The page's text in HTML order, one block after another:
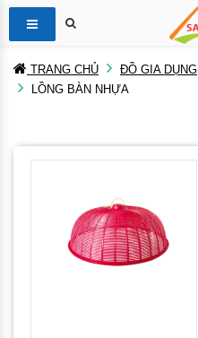
TRANG CHỦ ĐỒ GIA DỤNG
LỒNG BÀN NHỰA